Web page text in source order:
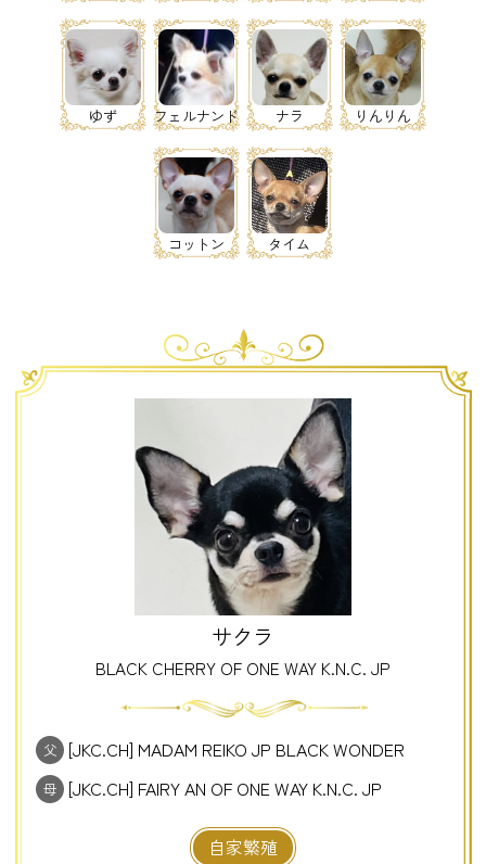
ゆず フェルナンド ナラ りんりん
コットン タイム
サクラ
BLACK CHERRY OF ONE WAY K.N.C. JP
父 [JKC.CH] MADAM REIKO JP BLACK WONDER
母 [JKC.CH] FAIRY AN OF ONE WAY K.N.C. JP
自家繁殖